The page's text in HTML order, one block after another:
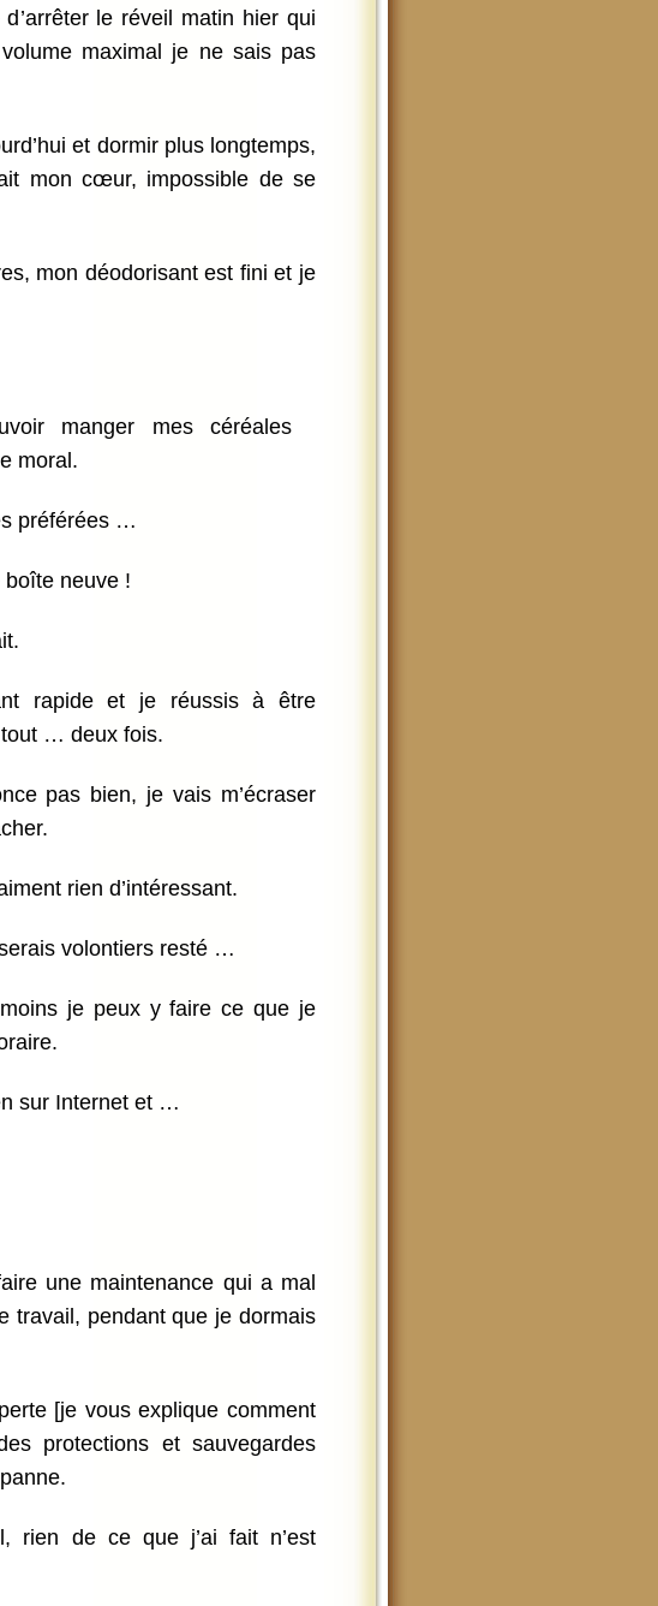
d’arrêter le réveil matin hier qui
maximal je ne sais pas
et dormir plus longtemps,
mon cœur, impossible de se
mon déodorisant est fini et je
manger mes céréales
moral.
préférées …
boîte neuve !
rapide et je réussis à être
tout … deux fois.
pas bien, je vais m’écraser
rien d’intéressant.
volontiers resté …
je peux y faire ce que je
sur Internet et …
une maintenance qui a mal
travail, pendant que je dormais
[je vous explique comment
protections et sauvegardes
rien de ce que j’ai fait n’est